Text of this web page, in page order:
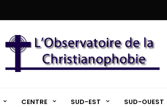
CENTRE SUD-EST SUD-OUEST